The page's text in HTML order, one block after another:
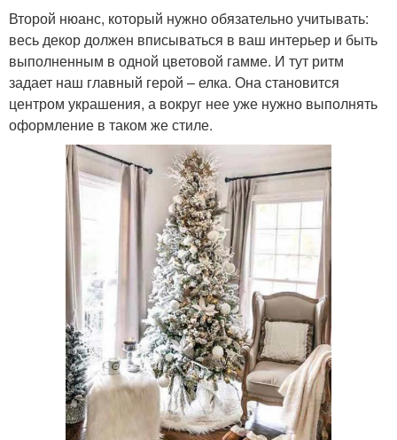
Второй нюанс, который нужно обязательно учитывать:
весь декор должен вписываться в ваш интерьер и быть
выполненным в одной цветовой гамме. И тут ритм
задает наш главный герой – елка. Она становится
центром украшения, а вокруг нее уже нужно выполнять
оформление в таком же стиле.